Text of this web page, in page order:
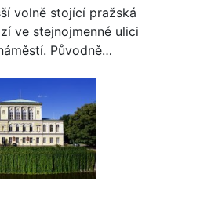
volně stojící pražská
ve stejnojmenné ulici
Původně…